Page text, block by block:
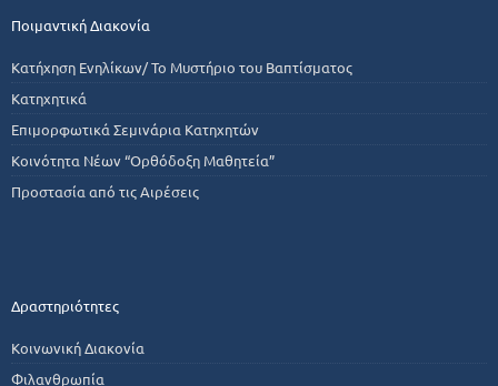
Ποιμαντική Διακονία
Κατήχηση Ενηλίκων/ Το Μυστήριο του Βαπτίσματος
Κατηχητικά
Επιμορφωτικά Σεμινάρια Κατηχητών
Κοινότητα Νέων “Ορθόδοξη Μαθητεία”
Προστασία από τις Αιρέσεις
Δραστηριότητες
Κοινωνική Διακονία
Φιλανθρωπία